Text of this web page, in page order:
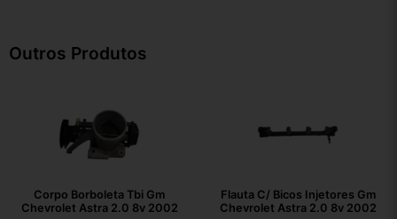
Outros Produtos
Corpo Borboleta Tbi Gm
Chevrolet Astra 2.0 8v 2002
Flauta C/ Bicos Injetores Gm
Chevrolet Astra 2.0 8v 2002